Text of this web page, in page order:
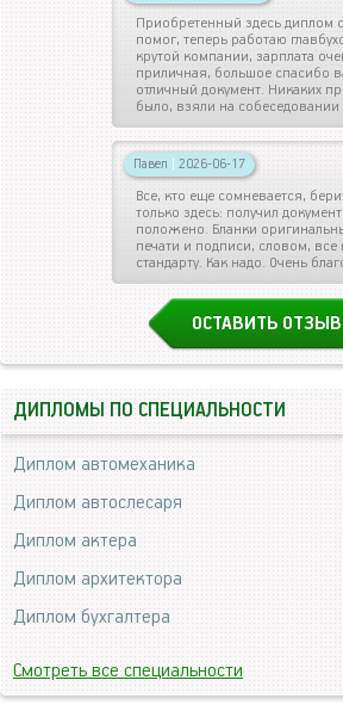
Приобретенный здесь диплом
помог, теперь работаю
крутой компании, зарплата
приличная, большое спасибо
отличный документ. Никаких
было, взяли на собеседовании
Павел | 2026-06-17
Все, кто еще сомневается,
только здесь: получил
положено. Бланки
печати и подписи, словом, все
стандарту. Как надо. Очень
ОСТАВИТЬ ОТЗЫВ
ДИПЛОМЫ ПО СПЕЦИАЛЬНОСТИ
Диплом автомеханика
Диплом автослесаря
Диплом актера
Диплом архитектора
Диплом бухгалтера
Смотреть все специальности